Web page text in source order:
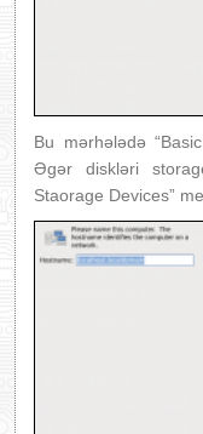
Bu mərhələdə
Əgər diskləri
Staorage Devices”